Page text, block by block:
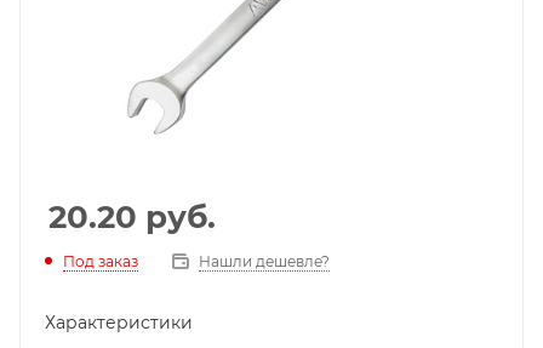
20.20 руб.
Под заказ Нашли дешевле?
Характеристики